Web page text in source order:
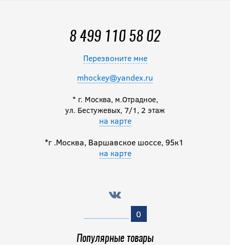
8 499 110 58 02
Перезвоните мне
mhockey@yandex.ru
* г. Москва, м.Отрадное,
ул. Бестужевых, 7/1, 2 этаж
на карте
*г .Москва, Варшавское шоссе, 95к1
на карте
0
Популярные товары